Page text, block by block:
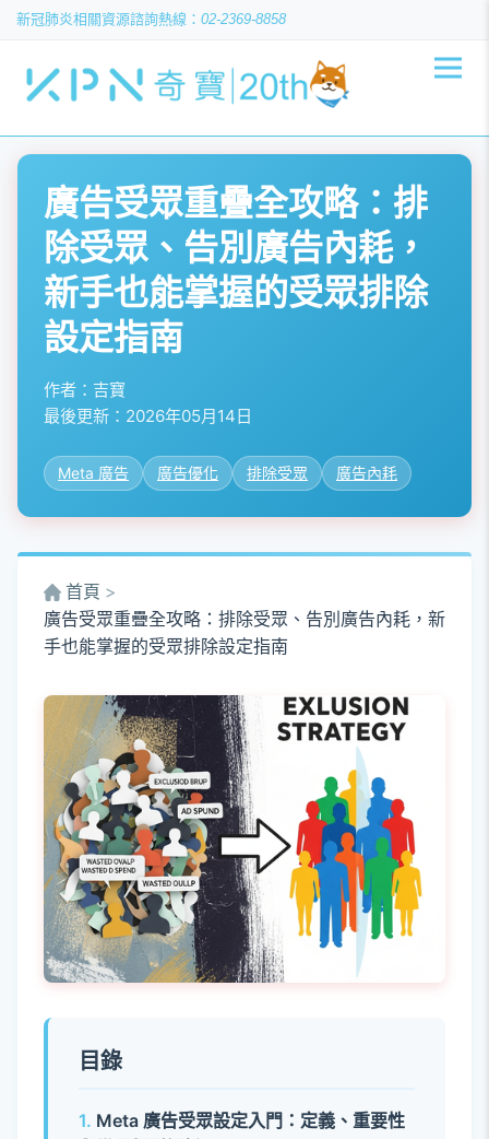
新冠肺炎相關資源 02-2369-8858
廣告受眾重疊全攻略：排
除受眾、告別廣告內耗，
新手也能掌握的受眾排除
設定指南
作者： 吉寶
最後更新： 2026年05月14日
Meta 廣告 廣告優化 排除受眾 廣告內耗
首頁 >
廣告受眾重疊全攻略：排除受眾、告別廣告內耗，新
手也能掌握的受眾排除設定指南
目錄
Meta 廣告受眾設定入門：定義、重要性